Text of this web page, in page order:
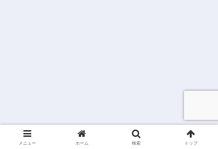
メニュー ホーム 検索 トップ